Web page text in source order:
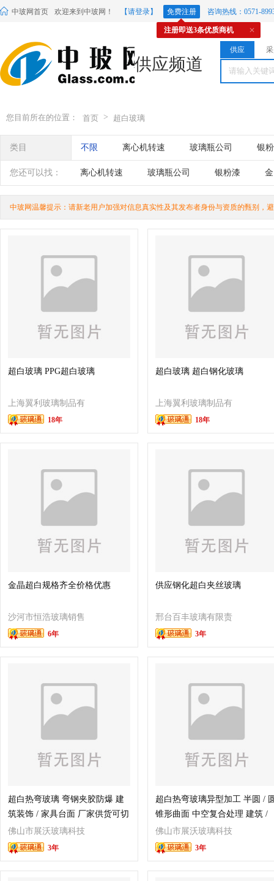
中玻网首页 欢迎来到中玻网！ 【请登录】 免费注册 咨询热线：0571-
注册即送3条优质商机
供应频道
供应
您目前所在的位置： 首页 > 超白玻璃
类目 不限 离心机转速 玻璃瓶公司 银
氧化铝干燥剂 离心机转子
您还可以找： 离心机转速 玻璃瓶公司 银粉漆
离心机转子
中玻网温馨提示：请新老用户加强对信息真实性及其发布者身份与资质的甄别，
超白玻璃 PPG超白玻璃
上海翼利玻璃制品有
限公司 18年
超白玻璃 超白钢化玻璃
上海翼利玻璃制品有
限公司 18年
金晶超白规格齐全价格优惠
沙河市恒浩玻璃销售
处 6年
供应钢化超白夹丝玻璃
邢台百丰玻璃有限责
任公司 3年
超白热弯玻璃 弯钢夹胶防爆 建
筑装饰 / 家具台面 厂家供货可切
割
佛山市展沃玻璃科技
有限公司 3年
超白热弯玻璃异型加工 半圆 /
锥形曲面 中空复合处理 建筑 /
艺术造型通用
佛山市展沃玻璃科技
有限公司 3年